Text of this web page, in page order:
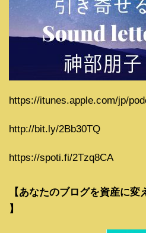
https://itunes.apple.com/jp/
http://bit.ly/2Bb30TQ
https://spoti.fi/2Tzq8CA
【あなたのブログを資産に
】